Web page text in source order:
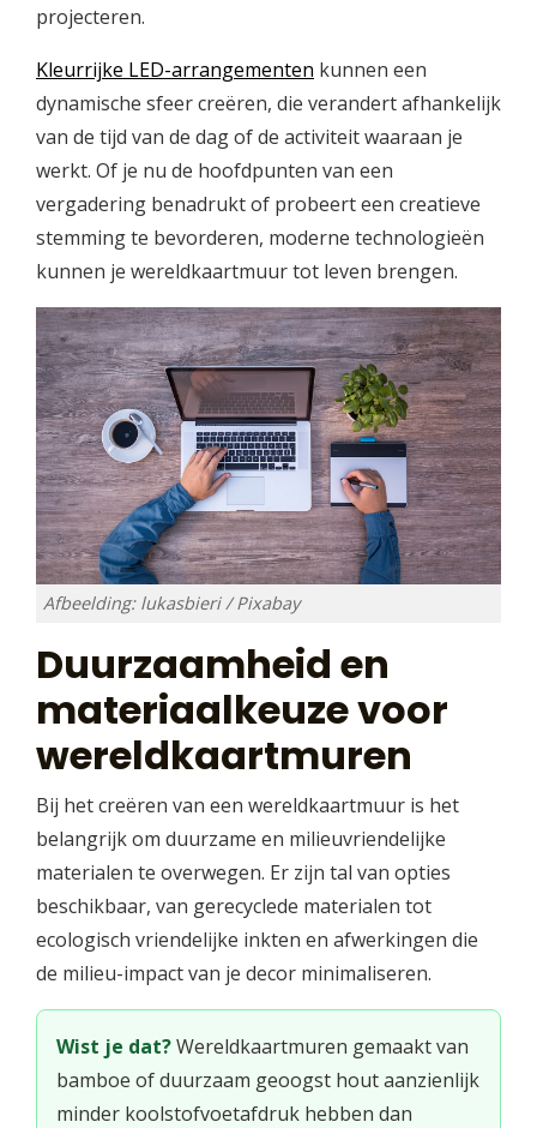
projecteren.
Kleurrijke LED-arrangementen kunnen een
dynamische sfeer creëren, die verandert afhankelijk
van de tijd van de dag of de activiteit waaraan je
werkt. Of je nu de hoofdpunten van een
vergadering benadrukt of probeert een creatieve
stemming te bevorderen, moderne technologieën
kunnen je wereldkaartmuur tot leven brengen.
Afbeelding: lukasbieri / Pixabay
Duurzaamheid en
materiaalkeuze voor
wereldkaartmuren
Bij het creëren van een wereldkaartmuur is het
belangrijk om duurzame en milieuvriendelijke
materialen te overwegen. Er zijn tal van opties
beschikbaar, van gerecyclede materialen tot
ecologisch vriendelijke inkten en afwerkingen die
de milieu-impact van je decor minimaliseren.
Wist je dat?Wereldkaartmuren gemaakt van
bamboe of duurzaam geoogst hout aanzienlijk
minder koolstofvoetafdruk hebben dan